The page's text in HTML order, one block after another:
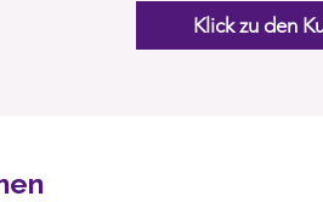
Klick zu den